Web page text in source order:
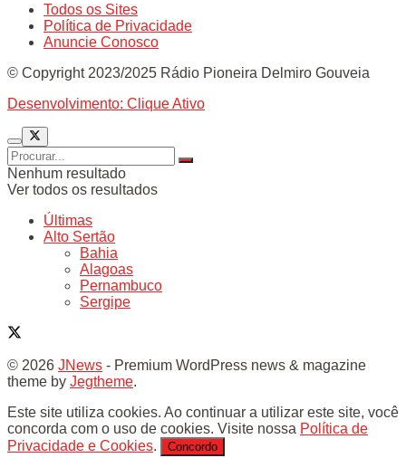
Todos os Sites
Política de Privacidade
Anuncie Conosco
© Copyright 2023/2025 Rádio Pioneira Delmiro Gouveia
Desenvolvimento: Clique Ativo
Nenhum resultado
Ver todos os resultados
Últimas
Alto Sertão
Bahia
Alagoas
Pernambuco
Sergipe
© 2026 JNews - Premium WordPress news & magazine
theme by Jegtheme.
Este site utiliza cookies. Ao continuar a utilizar este site, você
concorda com o uso de cookies. Visite nossa Política de
Privacidade e Cookies. Concordo